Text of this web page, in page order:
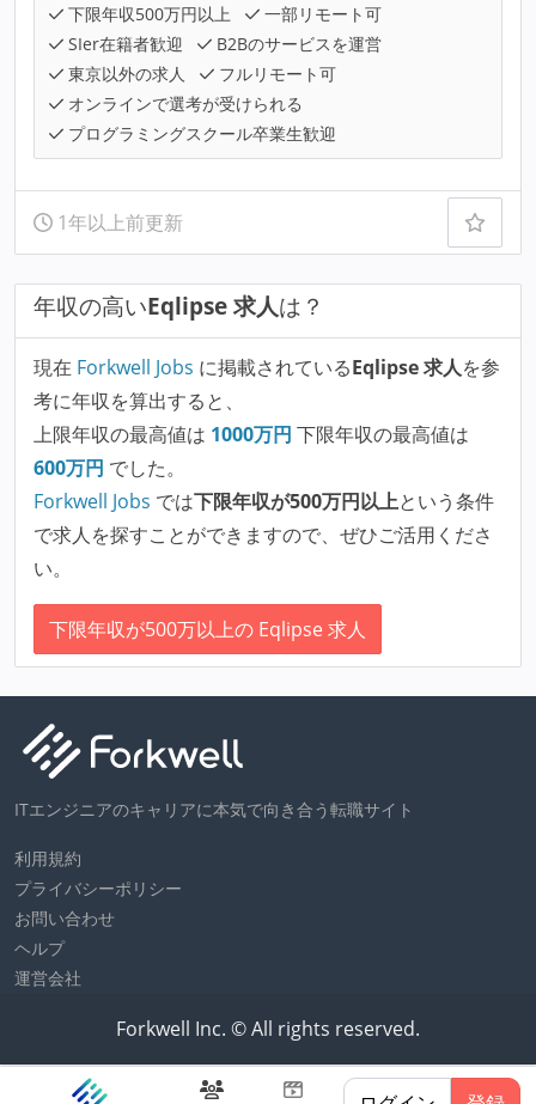
下限年収500万円以上
一部リモート可
SIer在籍者歓迎
B2Bのサービスを運営
東京以外の求人
フルリモート可
オンラインで選考が受けられる
プログラミングスクール卒業生歓迎
1年以上前更新
年収の高いEqlipse 求人は？
現在 Forkwell Jobs に掲載されているEqlipse 求人を参
考に年収を算出すると、
上限年収の最高値は 1000万円 下限年収の最高値は
600万円 でした。
Forkwell Jobs では下限年収が500万円以上という条件
で求人を探すことができますので、ぜひご活用くださ
い。
下限年収が500万以上の Eqlipse 求人
ITエンジニアのキャリアに本気で向き合う転職サイト
利用規約
プライバシーポリシー
お問い合わせ
ヘルプ
運営会社
Forkwell Inc. © All rights reserved.